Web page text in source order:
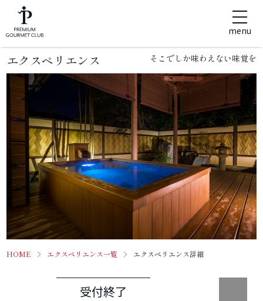
menu
エクスペリエンス そこでしか味わえない味覚を
HOME エクスペリエンス一覧 エクスペリエンス詳細
受付終了